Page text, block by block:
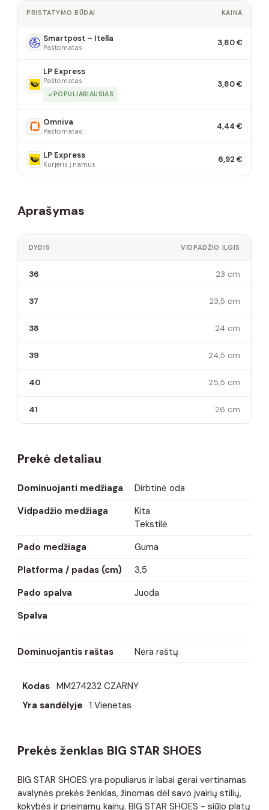
PRISTATYMO BŪDAI KAINA
Smartpost – Itella
Paštomatas 3,80 €
LP Express
Paštomatas
POPULIARIAUSIAS
3,80 €
Omniva
Paštomatas 4,44 €
LP Express
Kurjeris į namus 6,92 €
Aprašymas
DYDIS VIDPADŽIO ILGIS
36 23 cm
37 23,5 cm
38 24 cm
39 24,5 cm
40 25,5 cm
41 26 cm
Prekė detaliau
Dominuojanti medžiaga
Dirbtinė oda
Vidpadžio medžiaga
Kita
Tekstilė
Pado medžiaga
Guma
Platforma / padas (cm)
3,5
Pado spalva
Juoda
Spalva
Dominuojantis raštas Nėra raštų
Kodas MM274232 CZARNY
Yra sandėlyje 1 Vienetas
Prekės ženklas BIG STAR SHOES
BIG STAR SHOES yra populiarus ir labai gerai vertinamas
avalynės prekės ženklas, žinomas dėl savo įvairių stilių,
kokybės ir prieinamų kainų. BIG STAR SHOES - siūlo platų